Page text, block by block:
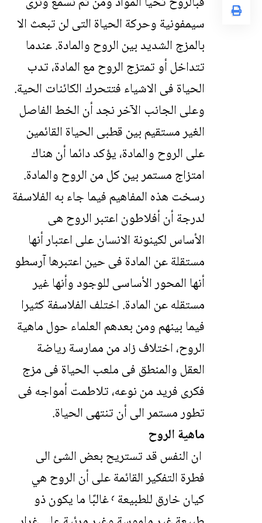
سيمفونية وحركة الحياة التى لن تبعث الا
بالمزج الشديد بين الروح والمادة. عندما
تتداخل أو تمتزج الروح مع المادة، تدب
الحياة فى الاشياء فتتحرك الكائنات الحية.
وعلى الجانب الآخر نجد أن الخط الفاصل
الغير مستقيم بين قطبى الحياة القائمين
على الروح والمادة، يؤكد دائما أن هناك
امتزاج مستمر بين كل من الروح والمادة.
رسخت هذه المفاهيم فيما جاء به الفلاسفة
لدرجة أن أفلاطون اعتبر الروح هى
الأساس لكينونة الانسان على اعتبار أنها
مستقلة عن المادة فى حين اعتبرها آرسطو
أنها المحور الأساسى للوجود وأنها غير
مستقله عن المادة. اختلف الفلاسفة كثيرا
فيما بينهم ومن بعدهم العلماء حول ماهية
الروح، اختلاف زاد من ممارسة رياضة
العقل والمنطق فى ملعب الحياة فى مزج
فكرى فريد من نوعه، تلاطمت أمواجه فى
تطور مستمر الى أن تنتهى الحياة.
ماهية الروح
ان النفس قد تستريح بعض الشئ الى
فطرة التفكير القائمة على أن الروح هي
كيان خارق للطبيعة ٬ غالبًا ما يكون ذو